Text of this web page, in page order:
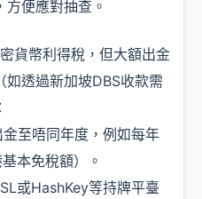
便應對抽查。
貨幣利得稅，但大額出金
如透過新加坡DBS收款需
金至唔同年度，例如每年
本免稅額）。
或HashKey等持牌平臺